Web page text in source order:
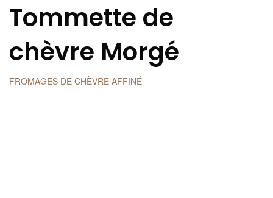
Tommette de
chèvre Morgé
FROMAGES DE CHÈVRE AFFINÉ